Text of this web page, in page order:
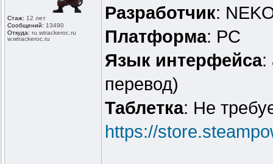
Стаж: 12 лет
Сообщений: 13490
Откуда: ru.wtrackeroc.ru
w.wtrackeroc .ru
Разработчик:
Платформа: PC
Язык интерфейса:
перевод)
Таблeтка: Не
https://